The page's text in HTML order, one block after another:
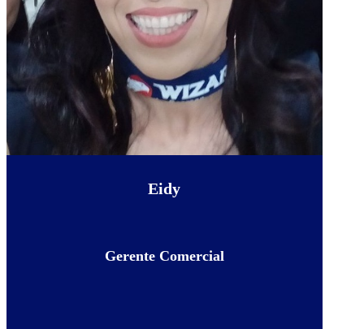
Eidy
Gerente Comercial